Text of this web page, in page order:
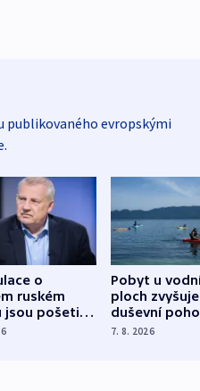
publikovaného evropskými
o
ruském
jsou pošetilé,
Pobyt u
ploch zvyšuje
duševní
ukázala
7. 8. 2026